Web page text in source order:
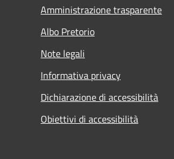
Amministrazione trasparente
Albo Pretorio
Note legali
Informativa privacy
Dichiarazione di accessibilità
Obiettivi di accessibilità